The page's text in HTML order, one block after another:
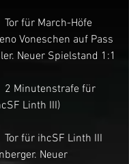
Voneschen auf Pass
Neuer Spielstand 1:1
Linth III)
Neuer